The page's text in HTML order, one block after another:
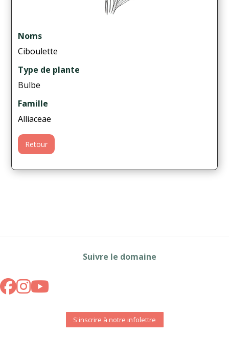
Noms
Ciboulette
Type de plante
Bulbe
Famille
Alliaceae
Retour
Suivre le domaine
S'inscrire à notre infolettre